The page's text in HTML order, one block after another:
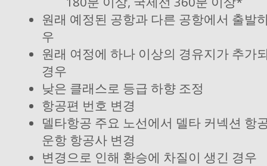
원래 예정된 공항과 다른 공항에서 출발
우
원래 여정에 하나 이상의 경유지가 추가
경우
낮은 클래스로 등급 하향 조정
항공편 번호 변경
델타항공 주요 노선에서 델타 커넥션 항
운항 항공사 변경
변경으로 인해 환승에 차질이 생긴 경우